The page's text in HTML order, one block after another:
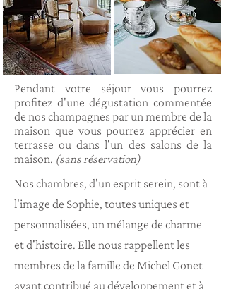
Pendant votre séjour vous pourrez
profitez d'une dégustation commentée
de nos champagnes par un membre de la
maison que vous pourrez apprécier en
terrasse ou dans l'un des salons de la
maison. (sans réservation)
Nos chambres, d'un esprit serein, sont à
l'image de Sophie, toutes uniques et
personnalisées, un mélange de charme
et d'histoire. Elle nous rappellent les
membres de la famille de Michel Gonet
ayant contribué au développement et à